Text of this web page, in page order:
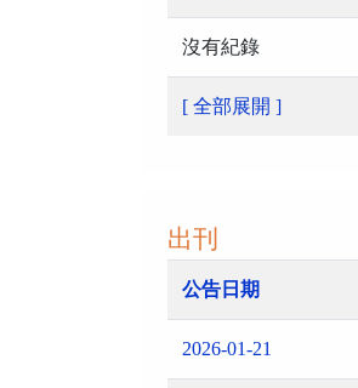
沒有紀錄
[ 全部展開 ]
出刊
公告日期
2026-01-21